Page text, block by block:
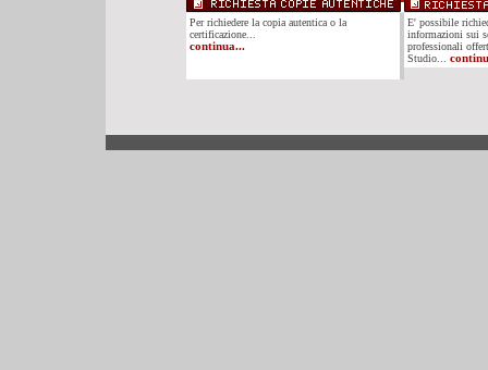
Per richiedere la copia autentica o la
certificazione...
continua...
E' possibile
informazioni sui
professionali
Studio...